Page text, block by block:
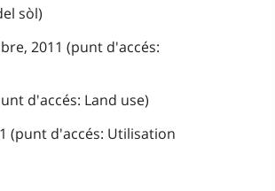
sòl)
2011 (punt d'accés:
d'accés: Land use)
(punt d'accés: Utilisation